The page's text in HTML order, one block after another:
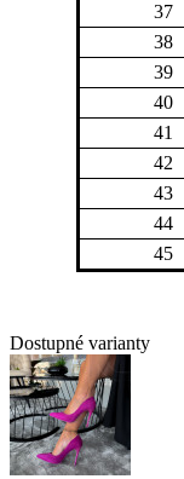
37
38
39
40
41
42
43
44
45
Dostupné varianty